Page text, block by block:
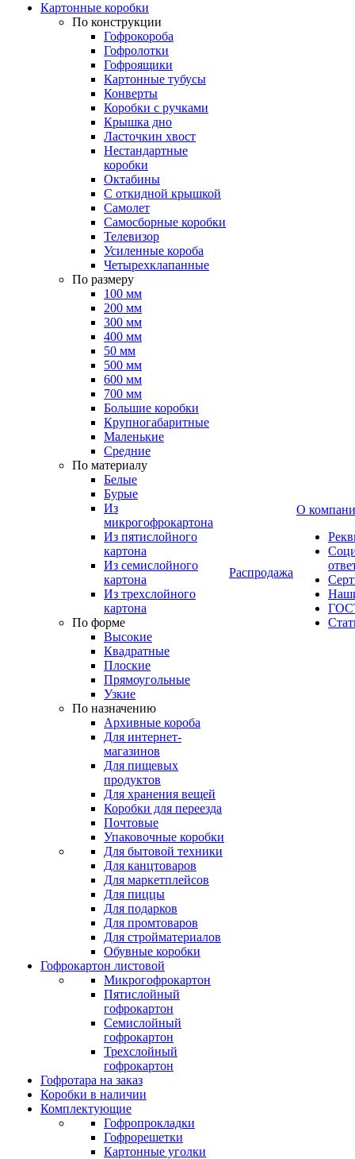
Картонные коробки
По конструкции
Гофрокороба
Гофролотки
Гофроящики
Картонные тубусы
Конверты
Коробки с ручками
Крышка дно
Ласточкин хвост
Нестандартные
коробки
Октабины
С откидной крышкой
Самолет
Самосборные коробки
Телевизор
Усиленные короба
Четырехклапанные
По размеру
100 мм
200 мм
300 мм
400 мм
50 мм
500 мм
600 мм
700 мм
Большие коробки
Крупногабаритные
Маленькие
Средние
По материалу
Белые
Бурые
Из
микрогофрокартона
Из пятислойного
картона
Из семислойного
картона
Из трехслойного
картона
По форме
Высокие
Квадратные
Плоские
Прямоугольные
Узкие
По назначению
Архивные короба
Для интернет-
магазинов
Для пищевых
продуктов
Для хранения вещей
Коробки для переезда
Почтовые
Упаковочные коробки
Для бытовой техники
Для канцтоваров
Для маркетплейсов
Для пиццы
Для подарков
Для промтоваров
Для стройматериалов
Обувные коробки
Гофрокартон листовой
Микрогофрокартон
Пятислойный
гофрокартон
Семислойный
гофрокартон
Трехслойный
гофрокартон
Гофротара на заказ
Коробки в наличии
Комплектующие
Гофропрокладки
Гофрорешетки
Картонные уголки
Распродажа
О